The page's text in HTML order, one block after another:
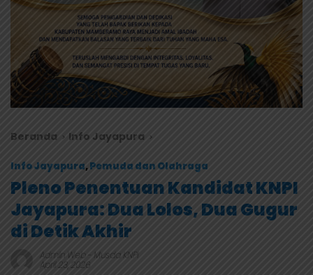
Beranda Info Jayapura
Info Jayapura,Pemuda dan Olahraga
Pleno Penentuan Kandidat KNPI
Jayapura: Dua Lolos, Dua Gugur
di Detik Akhir
Admin Web- Musda KNPI
April 23, 2026